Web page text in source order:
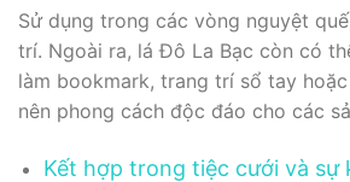
Sử dụng trong các vòng nguyệt
trí. Ngoài ra, lá Đô La Bạc còn có
làm bookmark, trang trí sổ tay
nên phong cách độc đáo cho các
Kết hợp trong tiệc cưới và sự